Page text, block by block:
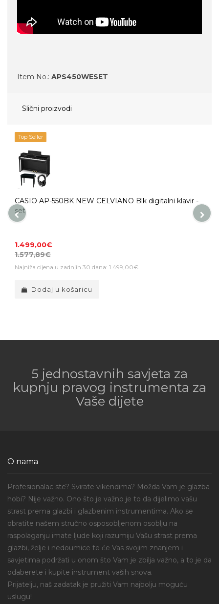
Item No.: APS450WESET
Slični proizvodi
Top Seller
CASIO AP-550BK NEW CELVIANO Blk digitalni klavir -
set
1.499,00€
1.577,89€
Najniža cijena u zadnjih 30 dana: 1.499,00€
Dodaj u košaricu
5 jednostavnih savjeta za
kupnju pravog instrumenta za
Vaše dijete
O nama
Profesionalac ste? Svirate vikendima? Možda Vam je glazba
hobi? Nije važno. Ono što je važno je to da dijelimo vašu
strast prema glazbi i glazbenim instrumentima. Ako se
obratite našem stručno osposobljenom osoblju na
raspolaganju imate ljude koji razumiju Vašu strast prema
glazbi, želje i nedoumice te će Vas svojim znanjem i
savjetima podržati u onom što Vam je zbilja važno, a to je da
odaberete i kupite instrument vaših snova.
Prijatelju, naš zadatak je pružiti Vam najbolju moguću
uslugu!